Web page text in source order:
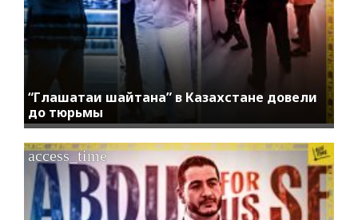
“Глашатаи шайтана” в Казахстане довели
до тюрьмы
access_time